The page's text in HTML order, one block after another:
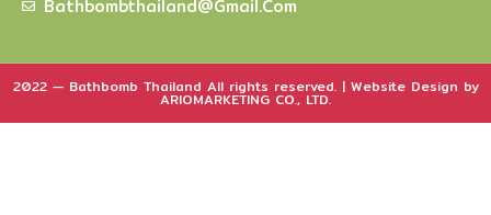
Bathbombthailand@gmail.com
2022 — Bathbomb Thailand All rights reserved. | Website Design by
ARIOMARKETING CO., LTD.